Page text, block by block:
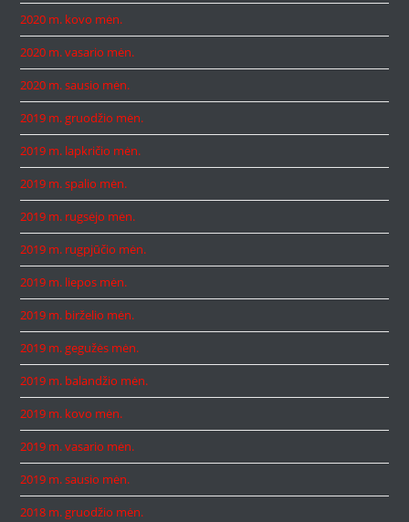
2020 m. kovo mėn.
2020 m. vasario mėn.
2020 m. sausio mėn.
2019 m. gruodžio mėn.
2019 m. lapkričio mėn.
2019 m. spalio mėn.
2019 m. rugsėjo mėn.
2019 m. rugpjūčio mėn.
2019 m. liepos mėn.
2019 m. birželio mėn.
2019 m. gegužės mėn.
2019 m. balandžio mėn.
2019 m. kovo mėn.
2019 m. vasario mėn.
2019 m. sausio mėn.
2018 m. gruodžio mėn.